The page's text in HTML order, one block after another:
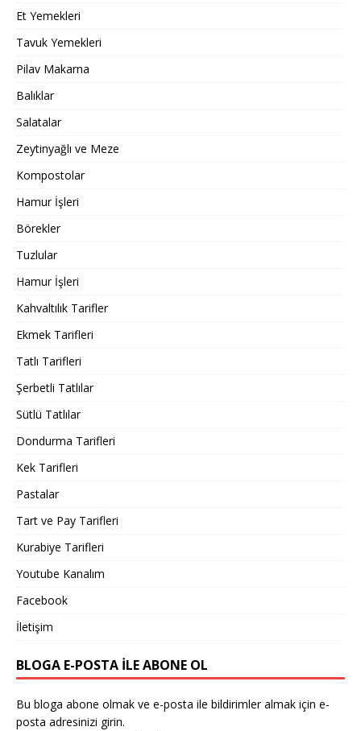
Et Yemekleri
Tavuk Yemekleri
Pilav Makarna
Balıklar
Salatalar
Zeytinyağlı ve Meze
Kompostolar
Hamur İşleri
Börekler
Tuzlular
Hamur İşleri
Kahvaltılık Tarifler
Ekmek Tarifleri
Tatlı Tarifleri
Şerbetli Tatlılar
Sütlü Tatlılar
Dondurma Tarifleri
Kek Tarifleri
Pastalar
Tart ve Pay Tarifleri
Kurabiye Tarifleri
Youtube Kanalım
Facebook
İletişim
BLOGA E-POSTA ILE ABONE OL
Bu bloga abone olmak ve e-posta ile bildirimler almak için e-
posta adresinizi girin.